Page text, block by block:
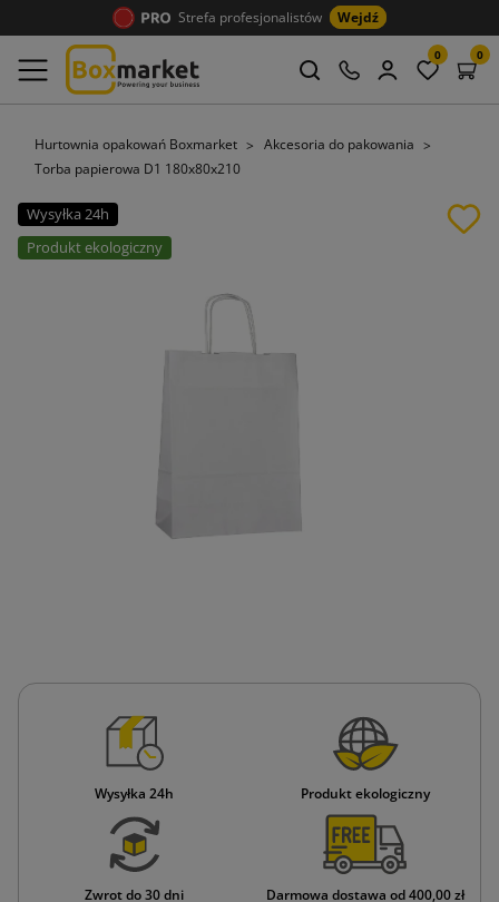
Strefa profesjonalistów Wejdź
0 0
Hurtownia opakowań Boxmarket
Akcesoria do pakowania
Torba papierowa D1 180x80x210
Wysyłka 24h
Produkt ekologiczny
Wysyłka 24h Produkt ekologiczny
Zwrot do 30 dni Darmowa dostawa od 400,00 zł